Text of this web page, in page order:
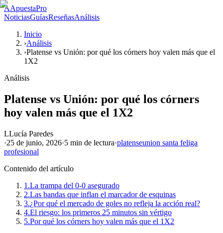
AApuestaPro
NoticiasGuíasReseñasAnálisis
Inicio
›Análisis
›Platense vs Unión: por qué los córners hoy valen más que el
1X2
Análisis
Platense vs Unión: por qué los córners
hoy valen más que el 1X2
LLucía Paredes
·25 de junio, 2026·5 min de lectura·platenseunion santa feliga
profesional
Contenido del artículo
1.La trampa del 0-0 asegurado
2.Las bandas que inflan el marcador de esquinas
3.¿Por qué el mercado de goles no refleja la acción real?
4.El riesgo: los primeros 25 minutos sin vértigo
5.Por qué los córners hoy valen más que el 1X2